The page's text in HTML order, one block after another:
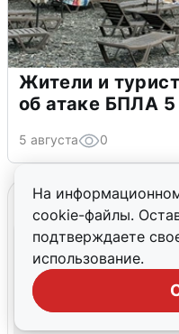
На
cookie-файлы.
подтверждаете
использование.
Жители и
об атаке БПЛА 5
5 августа 0